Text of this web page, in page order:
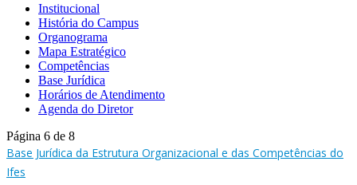
Institucional
História do Campus
Organograma
Mapa Estratégico
Competências
Base Jurídica
Horários de Atendimento
Agenda do Diretor
Página 6 de 8
Base Jurídica da Estrutura Organizacional e das Competências do
Ifes